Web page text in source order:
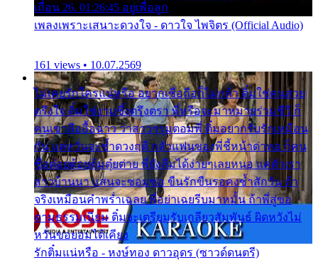
เถื่อน 26. 01:26:45 อยู่เพื่อลูก
เพลงเพราะเสนาะดวงใจ - ดาวใจ ไพจิตร (Official Audio)
161 views • 10.07.2569
ไม่เคยรักใครแน่หรือ อยากเชื่อถือก็ไม่กล้า ติ๋มใช่คนสวย
ตรึงใจ ติ๋มใช่งามซึ้งตรึงตรา พี่หรือจะมาหมายร่วมชีวี ก็
คนเขาลืออื้อฉาว ว่าสาวๆรุมตอมพี่ ติ๋มอยากรับรักเหมือน
กัน แต่หวั่นจะช้ำดวงฤดี กลัวแฟนของพี่ชี้หน้าด่าทอ ก็คน
ชื่อต๋อยต้อยตุ้มตุ๋ยต่าย พี่ยังลืมได้ง่ายๆเลยหนอ แค่ตัวเรา
สาวบ้านนา แสนจะซอมซ่อ ขืนรักขืนรอคงช้ำสักวัน ถ้า
จริงเหมือนคำพร่ำเฉลย พี่อย่าเฉยรีบมาหมั้น ถ้าพี่สู่ขอ
ตามธรรมเนียม ติ๋มจะเตรียมรับเกลียวสัมพันธ์ ผิดหวังไม่
หวั่นขอยอมได้เคียง
รักติ๋มแน่หรือ - หงษ์ทอง ดาวอุดร (ซาวด์ดนตรี)